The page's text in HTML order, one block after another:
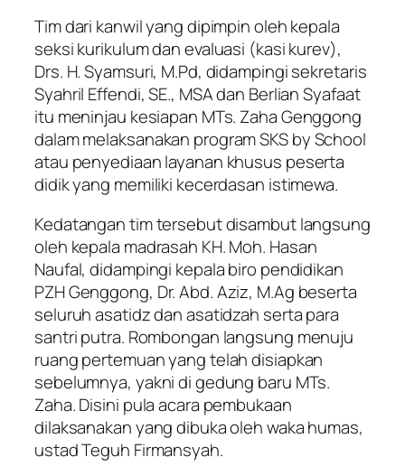
Tim dari kanwil yang dipimpin oleh kepala
seksi kurikulum dan evaluasi (kasi kurev),
Drs. H. Syamsuri, M.Pd, didampingi sekretaris
Syahril Effendi, SE., MSA dan Berlian Syafaat
itu meninjau kesiapan MTs. Zaha Genggong
dalam melaksanakan program SKS by School
atau penyediaan layanan khusus peserta
didik yang memiliki kecerdasan istimewa.
Kedatangan tim tersebut disambut langsung
oleh kepala madrasah KH. Moh. Hasan
Naufal, didampingi kepala biro pendidikan
PZH Genggong, Dr. Abd. Aziz, M.Ag beserta
seluruh asatidz dan asatidzah serta para
santri putra. Rombongan langsung menuju
ruang pertemuan yang telah disiapkan
sebelumnya, yakni di gedung baru MTs.
Zaha. Disini pula acara pembukaan
dilaksanakan yang dibuka oleh waka humas,
ustad Teguh Firmansyah.